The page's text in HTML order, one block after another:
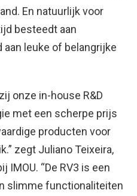
En natuurlijk voor
besteedt aan
leuke of belangrijke
onze in-house R&D
met een scherpe prijs
producten voor
zegt Juliano Teixeira,
IMOU. “De RV3 is een
slimme functionaliteiten